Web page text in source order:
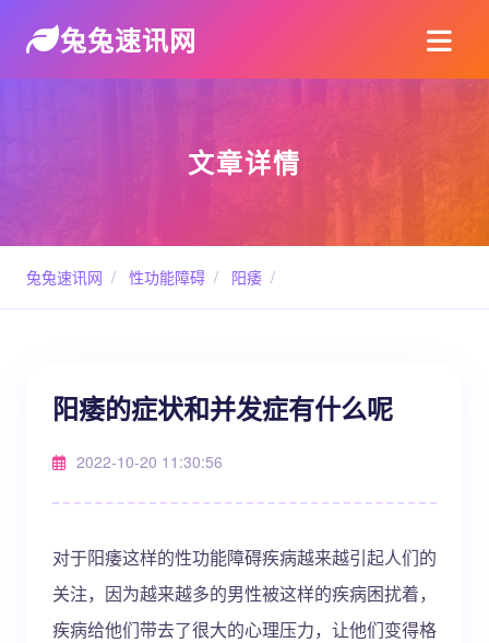
兔兔速讯网
文章详情
兔兔速讯网 / 性功能障碍 / 阳痿 /
阳痿的症状和并发症有什么呢
2022-10-20 11:30:56
对于阳痿这样的性功能障碍疾病越来越引起人们的
关注，因为越来越多的男性被这样的疾病困扰着，
疾病给他们带去了很大的心理压力，让他们变得格